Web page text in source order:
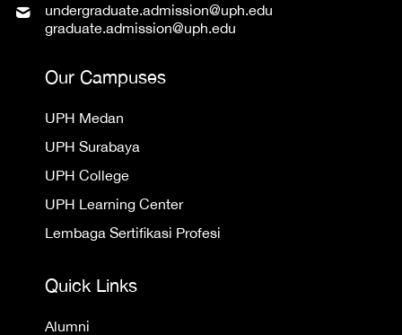
undergraduate.admission@uph.edu
graduate.admission@uph.edu
Our Campuses
UPH Medan
UPH Surabaya
UPH College
UPH Learning Center
Lembaga Sertifikasi Profesi
Quick Links
Alumni